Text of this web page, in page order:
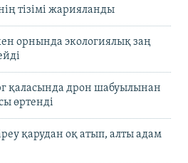
тізімі жарияланды
орнында экологиялық заң
қаласында дрон шабуылынан
өртенді
қарудан оқ атып, алты адам